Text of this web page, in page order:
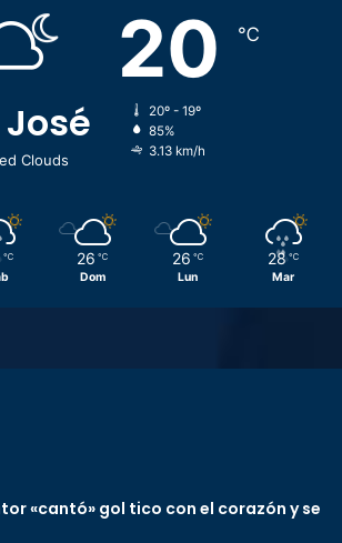
Clouds
20 ℃
20º - 19º
85%
3.13 km/h
℃ 26 ℃
Dom
26 ℃
Lun
28 ℃
Mar
«cantó» gol tico con el corazón y se